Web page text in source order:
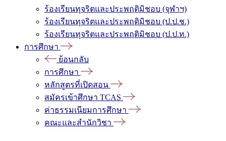
ร้องเรียนทุจริตและประพฤติมิชอบ (จุฬาฯ)
ร้องเรียนทุจริตและประพฤติมิชอบ (ป.ป.ช.)
ร้องเรียนทุจริตและประพฤติมิชอบ (ป.ป.ท.)
การศึกษา
ย้อนกลับ
การศึกษา
หลักสูตรที่เปิดสอน
สมัครเข้าศึกษา TCAS
ค่าธรรมเนียมการศึกษา
คณะและสำนักวิชา